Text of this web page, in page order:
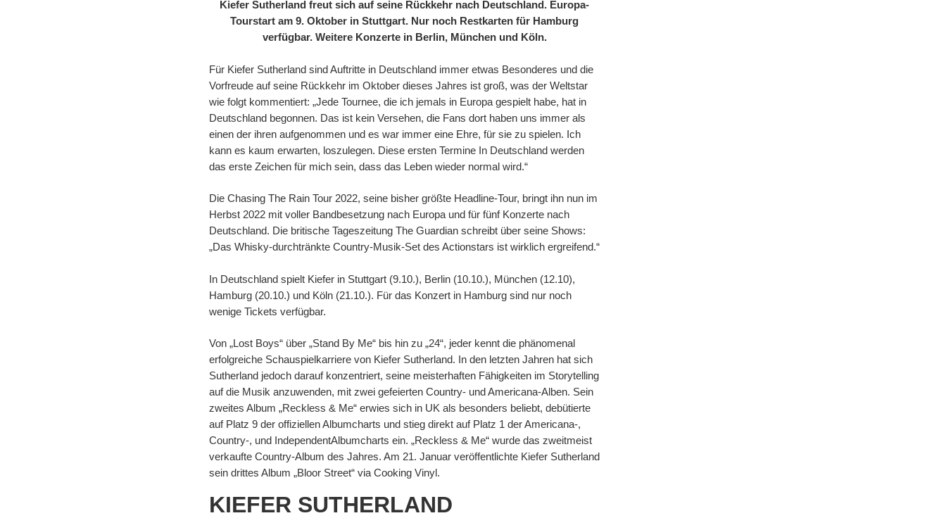
Kiefer Sutherland freut sich auf seine Rückkehr nach Deutschland. Europa-
Tourstart am 9. Oktober in Stuttgart. Nur noch Restkarten für Hamburg
verfügbar. Weitere Konzerte in Berlin, München und Köln.
Für Kiefer Sutherland sind Auftritte in Deutschland immer etwas Besonderes und die
Vorfreude auf seine Rückkehr im Oktober dieses Jahres ist groß, was der Weltstar
wie folgt kommentiert: „Jede Tournee, die ich jemals in Europa gespielt habe, hat in
Deutschland begonnen. Das ist kein Versehen, die Fans dort haben uns immer als
einen der ihren aufgenommen und es war immer eine Ehre, für sie zu spielen. Ich
kann es kaum erwarten, loszulegen. Diese ersten Termine In Deutschland werden
das erste Zeichen für mich sein, dass das Leben wieder normal wird.“
Die Chasing The Rain Tour 2022, seine bisher größte Headline-Tour, bringt ihn nun im
Herbst 2022 mit voller Bandbesetzung nach Europa und für fünf Konzerte nach
Deutschland. Die britische Tageszeitung The Guardian schreibt über seine Shows:
„Das Whisky-durchtränkte Country-Musik-Set des Actionstars ist wirklich ergreifend.“
In Deutschland spielt Kiefer in Stuttgart (9.10.), Berlin (10.10.), München (12.10),
Hamburg (20.10.) und Köln (21.10.). Für das Konzert in Hamburg sind nur noch
wenige Tickets verfügbar.
Von „Lost Boys“ über „Stand By Me“ bis hin zu „24“, jeder kennt die phänomenal
erfolgreiche Schauspielkarriere von Kiefer Sutherland. In den letzten Jahren hat sich
Sutherland jedoch darauf konzentriert, seine meisterhaften Fähigkeiten im Storytelling
auf die Musik anzuwenden, mit zwei gefeierten Country- und Americana-Alben. Sein
zweites Album „Reckless & Me“ erwies sich in UK als besonders beliebt, debütierte
auf Platz 9 der offiziellen Albumcharts und stieg direkt auf Platz 1 der Americana-,
Country-, und IndependentAlbumcharts ein. „Reckless & Me“ wurde das zweitmeist
verkaufte Country-Album des Jahres. Am 21. Januar veröffentlichte Kiefer Sutherland
sein drittes Album „Bloor Street“ via Cooking Vinyl.
KIEFER SUTHERLAND